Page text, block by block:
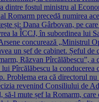
dintre fostul ministru al
Romarm precedă numirea
și: Dana Gârbovan, pe
la ÎCCJ, în subordinea lui
concurează „Ministrul
un șef de cabinet. Șeful de
Răzvan Pîrcălăbescu”, a
Pîrcălăbescu la conducerea
Problema era că directorul
revenind Consiliului de
să-l mute șef la Romarm, care